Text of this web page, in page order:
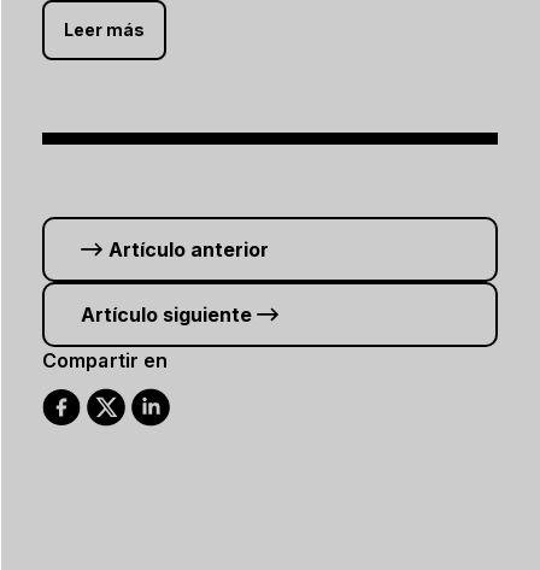
Leer más
Artículo anterior
Artículo siguiente
Compartir en